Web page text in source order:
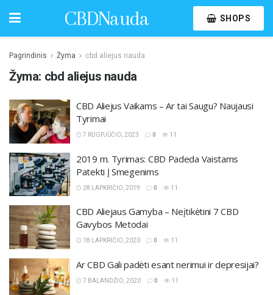
CBDNauda SHOPS
Pagrindinis Žyma cbd aliejus nauda
Žyma: cbd aliejus nauda
CBD Aliejus Vaikams – Ar tai Saugu? Naujausi
Tyrimai
7 RUGPJŪČIO, 2023 0 11
2019 m. Tyrimas: CBD Padeda Vaistams
Patekti Į Smegenims
28 LAPKRIČIO, 2019 0 11
CBD Aliejaus Gamyba – Neįtikėtini 7 CBD
Gavybos Metodai
18 LAPKRIČIO, 2020 0 11
Ar CBD Gali padėti esant nerimui ir depresijai?
7 BALANDŽIO, 2020 0 11